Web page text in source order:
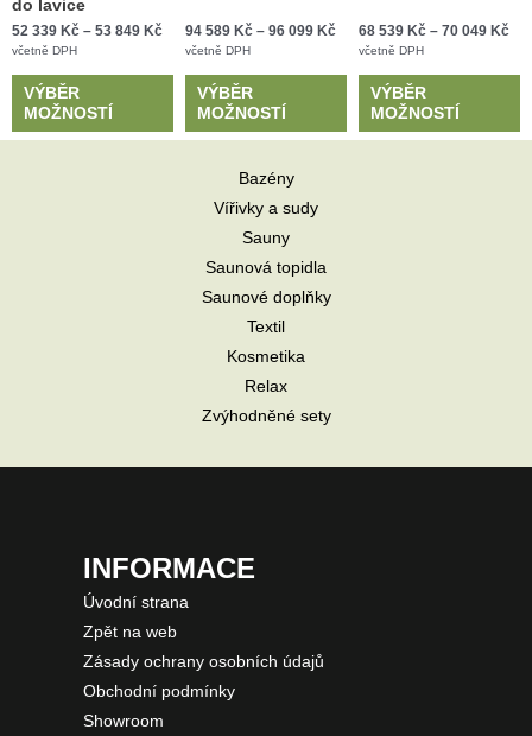
do lavice
52 339 Kč – 53 849 Kč
včetně DPH
VÝBĚR
MOŽNOSTÍ
94 589 Kč – 96 099 Kč
včetně DPH
VÝBĚR
MOŽNOSTÍ
68 539 Kč – 70 049 Kč
včetně DPH
VÝBĚR
MOŽNOSTÍ
Bazény
Vířivky a sudy
Sauny
Saunová topidla
Saunové doplňky
Textil
Kosmetika
Relax
Zvýhodněné sety
INFORMACE
Úvodní strana
Zpět na web
Zásady ochrany osobních údajů
Obchodní podmínky
Showroom